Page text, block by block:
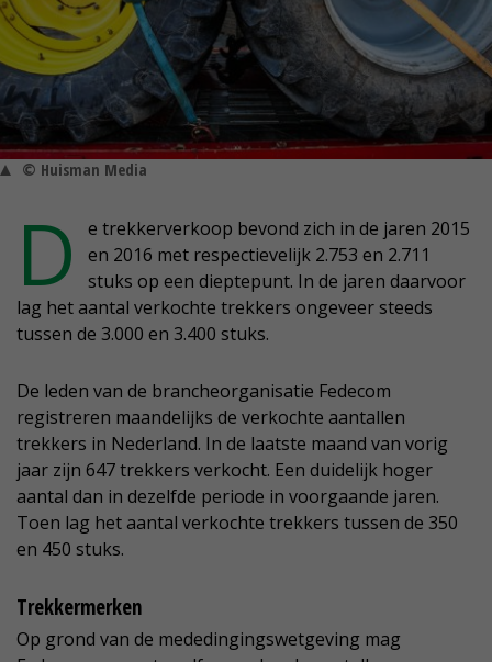
© Huisman Media
D
e trekkerverkoop bevond zich in de jaren 2015
en 2016 met respectievelijk 2.753 en 2.711
stuks op een dieptepunt. In de jaren daarvoor
lag het aantal verkochte trekkers ongeveer steeds
tussen de 3.000 en 3.400 stuks.
De leden van de brancheorganisatie Fedecom
registreren maandelijks de verkochte aantallen
trekkers in Nederland. In de laatste maand van vorig
jaar zijn 647 trekkers verkocht. Een duidelijk hoger
aantal dan in dezelfde periode in voorgaande jaren.
Toen lag het aantal verkochte trekkers tussen de 350
en 450 stuks.
Trekkermerken
Op grond van de mededingingswetgeving mag